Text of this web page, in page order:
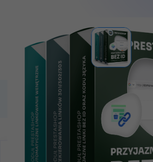
KOMPATYBILNOŚĆ
PrestaShop 1.6 - 8
pełna kompatybilość
-98 zł
Kupując osobno: 597 zł